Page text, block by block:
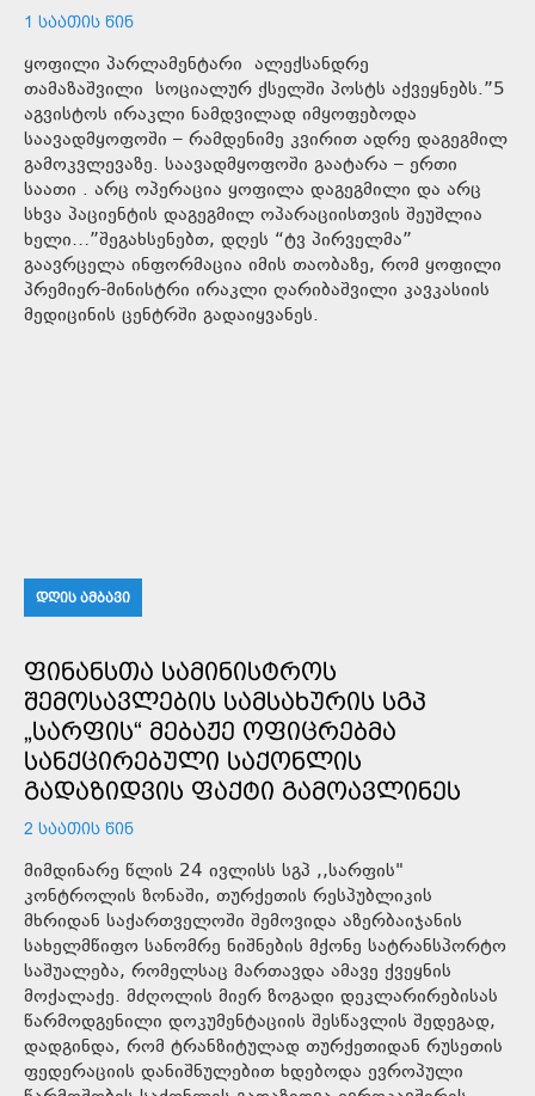
1 ᲡᲐᲐᲗᲘᲡ ᲬᲘᲜ
ყოფილი პარლამენტარი ალექსანდრე
თამაზაშვილი სოციალურ ქსელში პოსტს აქვეყნებს.”5
აგვისტოს ირაკლი ნამდვილად იმყოფებოდა
საავადმყოფოში – რამდენიმე კვირით ადრე დაგეგმილ
გამოკვლევაზე. საავადმყოფოში გაატარა – ერთი
საათი . არც ოპერაცია ყოფილა დაგეგმილი და არც
სხვა პაციენტის დაგეგმილ ოპარაციისთვის შეუშლია
ხელი…”შეგახსენებთ, დღეს “ტვ პირველმა”
გაავრცელა ინფორმაცია იმის თაობაზე, რომ ყოფილი
პრემიერ-მინისტრი ირაკლი ღარიბაშვილი კავკასიის
მედიცინის ცენტრში გადაიყვანეს.
ᲓᲦᲘᲡ ᲐᲛᲑᲐᲕᲘ
ᲤᲘᲜᲐᲜᲡᲗᲐ ᲡᲐᲛᲘᲜᲘᲡᲢᲠᲝᲡ
ᲨᲔᲛᲝᲡᲐᲕᲚᲔᲑᲘᲡ ᲡᲐᲛᲡᲐᲮᲣᲠᲘᲡ ᲡᲒᲞ
„ᲡᲐᲠᲤᲘᲡ“ ᲛᲔᲑᲐᲟᲔ ᲝᲤᲘᲪᲠᲔᲑᲛᲐ
ᲡᲐᲜᲥᲪᲘᲠᲔᲑᲣᲚᲘ ᲡᲐᲥᲝᲜᲚᲘᲡ
ᲒᲐᲓᲐᲖᲘᲓᲕᲘᲡ ᲤᲐᲥᲢᲘ ᲒᲐᲛᲝᲐᲕᲚᲘᲜᲔᲡ
2 ᲡᲐᲐᲗᲘᲡ ᲬᲘᲜ
მიმდინარე წლის 24 ივლისს სგპ ,,სარფის"
კონტროლის ზონაში, თურქეთის რესპუბლიკის
მხრიდან საქართველოში შემოვიდა აზერბაიჯანის
სახელმწიფო სანომრე ნიშნების მქონე სატრანსპორტო
საშუალება, რომელსაც მართავდა ამავე ქვეყნის
მოქალაქე. მძღოლის მიერ ზოგადი დეკლარირებისას
წარმოდგენილი დოკუმენტაციის შესწავლის შედეგად,
დადგინდა, რომ ტრანზიტულად თურქეთიდან რუსეთის
ფედერაციის დანიშნულებით ხდებოდა ევროპული